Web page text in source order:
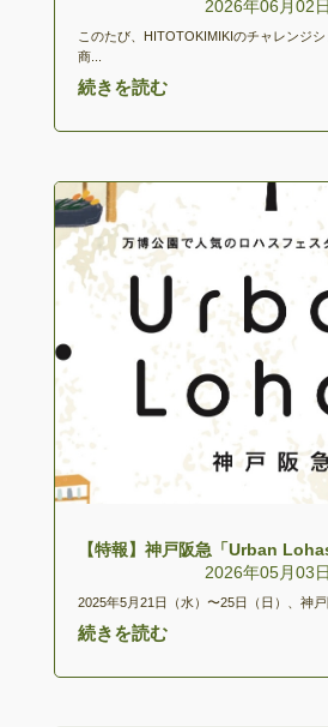
2026年06月02日
このたび、HITOTOKIMIKIのチャレンジ
商...
続きを読む
【特報】神戸阪急「Urban
2026年05月03日
2025年5月21日（水）〜25日（日）、神戸
続きを読む